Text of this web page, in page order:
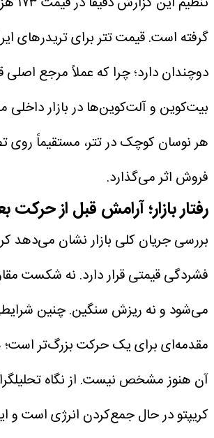
گرفته است.قیمت تتر برای تریدر‌های
دوچندان دارد؛ چرا که عملاً مرجع
بیت‌کوین و آلت‌کوین‌ها در بازار
هر نوسان کوچک در تتر، مستقیماً روی
فروش اثر می‌گذارد.
رفتار بازار؛ آرامش قبل از حرکت
بررسی جریان کلی بازار نشان می‌دهد
فشردگی قیمتی قرار دارد. نه شکست
می‌شود و نه ریزش سنگین. چنین
مقدمه‌ای برای یک حرکت بزرگ‌تر
آن هنوز مشخص نیست. از نگاه
کریپتو در حال جمع‌کردن انرژی است و